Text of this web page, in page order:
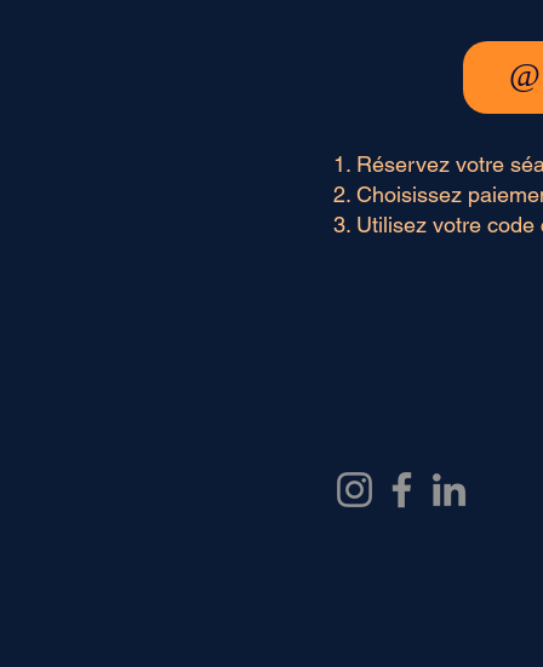
@
Réservez votre
Choisissez
Utilisez votre